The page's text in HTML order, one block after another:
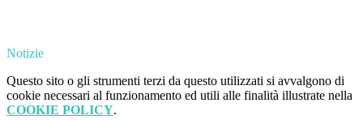
Notizie
Questo sito o gli strumenti terzi da questo utilizzati si avvalgono di
cookie necessari al funzionamento ed utili alle finalità illustrate nella
COOKIE POLICY.